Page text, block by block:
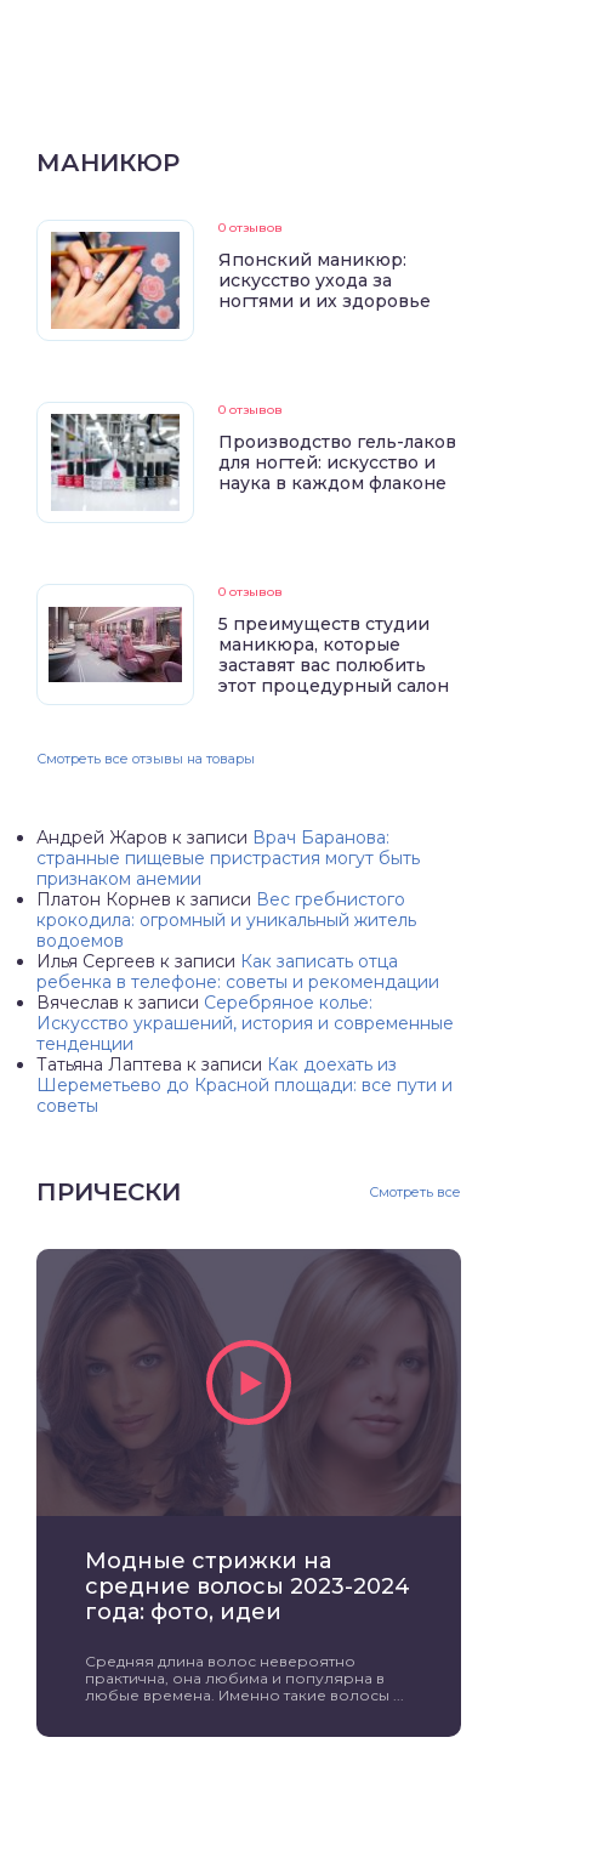
МАНИКЮР
0 отзывов
Японский маникюр:
искусство ухода за
ногтями и их здоровье
0 отзывов
Производство гель-лаков
для ногтей: искусство и
наука в каждом флаконе
0 отзывов
5 преимуществ студии
маникюра, которые
заставят вас полюбить
этот процедурный салон
Смотреть все отзывы на товары
Андрей Жаров к записи Врач Баранова:
странные пищевые пристрастия могут быть
признаком анемии
Платон Корнев к записи Вес гребнистого
крокодила: огромный и уникальный житель
водоемов
Илья Сергеев к записи Как записать отца
ребенка в телефоне: советы и рекомендации
Вячеслав к записи Серебряное колье:
Искусство украшений, история и современные
тенденции
Татьяна Лаптева к записи Как доехать из
Шереметьево до Красной площади: все пути и
советы
ПРИЧЕСКИ Смотреть все
Модные стрижки на
средние волосы 2023-2024
года: фото, идеи
Средняя длина волос невероятно
практична, она любима и популярна в
любые времена. Именно такие волосы ...